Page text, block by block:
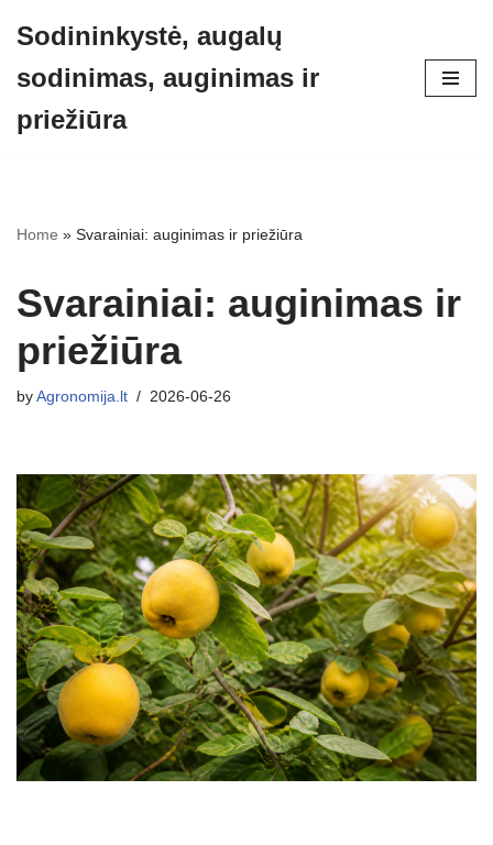
to
content
Sodininkystė, augalų
sodinimas, auginimas ir
priežiūra
Home » Svarainiai: auginimas ir priežiūra
Svarainiai: auginimas ir
priežiūra
by Agronomija.lt 2026-06-26